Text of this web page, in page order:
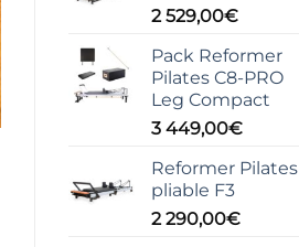
2 529,00€
Pack Reformer
Pilates C8-PRO
Leg Compact
3 449,00€
Reformer Pilates
pliable F3
2 290,00€